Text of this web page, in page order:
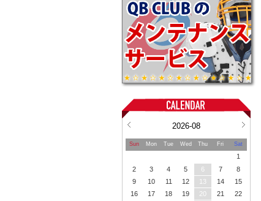
2026-08
Sun Mon Tue Wed Thu Fri Sat
1
2
3 4 5 6 7
8
9
10 11 12 13 14
15
16
17 18 19 20 21
22